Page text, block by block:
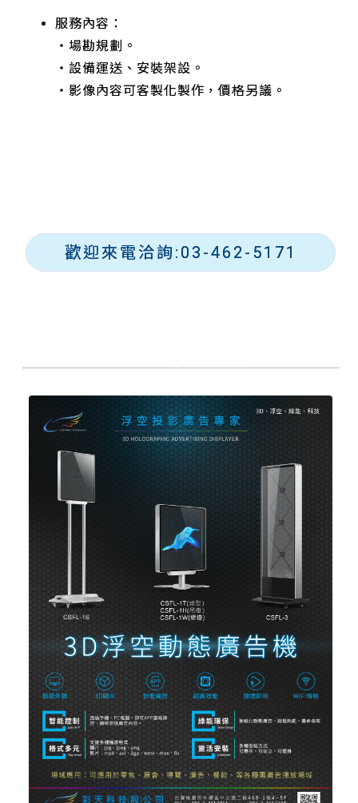
服務內容：
‧場勘規劃。
‧設備運送、安裝架設。
‧影像內容可客製化製作，價格另議。
歡迎來電洽詢:03-462-5171